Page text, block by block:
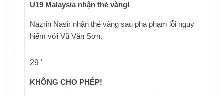
U19 Malaysia nhận thẻ vàng!
Nazrin Nasir nhận thẻ vàng sau pha phạm lỗi nguy
hiểm với Vũ Văn Sơn.
29 ‘
KHÔNG CHO PHÉP!